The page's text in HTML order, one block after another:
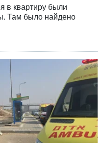
в квартиру были
Там было найдено